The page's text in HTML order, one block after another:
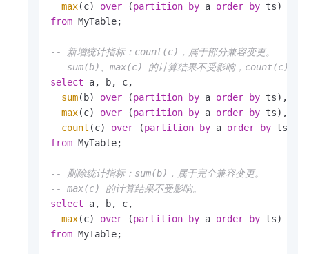
max(c) over (partition by a order by
from MyTable;
-- 新增统计指标：count(c)，属于部分兼容变更。
-- sum(b)、max(c) 的计算结果不受影响，count(c)的值
select a, b, c,
sum(b) over (partition by a order by ts),
max(c) over (partition by a order by ts),
count (c) over (partition by a order by
from MyTable;
-- 删除统计指标：sum(b)，属于完全兼容变更。
-- max(c) 的计算结果不受影响。
select a, b, c,
max(c) over (partition by a order by
from MyTable;